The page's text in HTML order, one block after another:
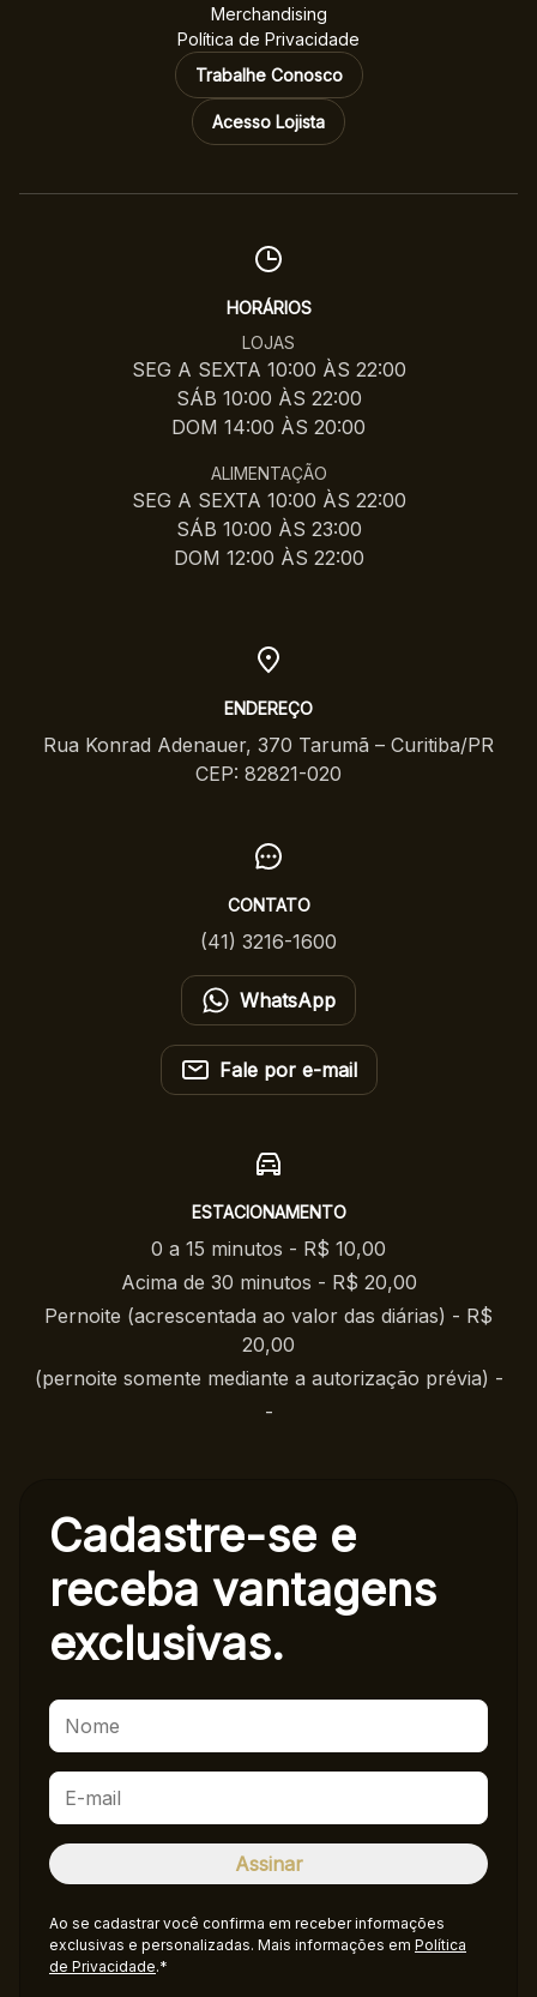
Merchandising
Política de Privacidade
Trabalhe Conosco
Acesso Lojista
HORÁRIOS
LOJAS
SEG A SEXTA 10:00 ÀS 22:00
SÁB 10:00 ÀS 22:00
DOM 14:00 ÀS 20:00
ALIMENTAÇÃO
SEG A SEXTA 10:00 ÀS 22:00
SÁB 10:00 ÀS 23:00
DOM 12:00 ÀS 22:00
ENDEREÇO
Rua Konrad Adenauer, 370 Tarumã – Curitiba/PR
CEP: 82821-020
CONTATO
(41) 3216-1600
WhatsApp
Fale por e-mail
ESTACIONAMENTO
0 a 15 minutos - R$ 10,00
Acima de 30 minutos - R$ 20,00
Pernoite (acrescentada ao valor das diárias) - R$
20,00
(pernoite somente mediante a autorização prévia) -
-
Cadastre-se e
receba vantagens
exclusivas.
Ao se cadastrar você confirma em receber informações
exclusivas e personalizadas. Mais informações em Política
de Privacidade.*